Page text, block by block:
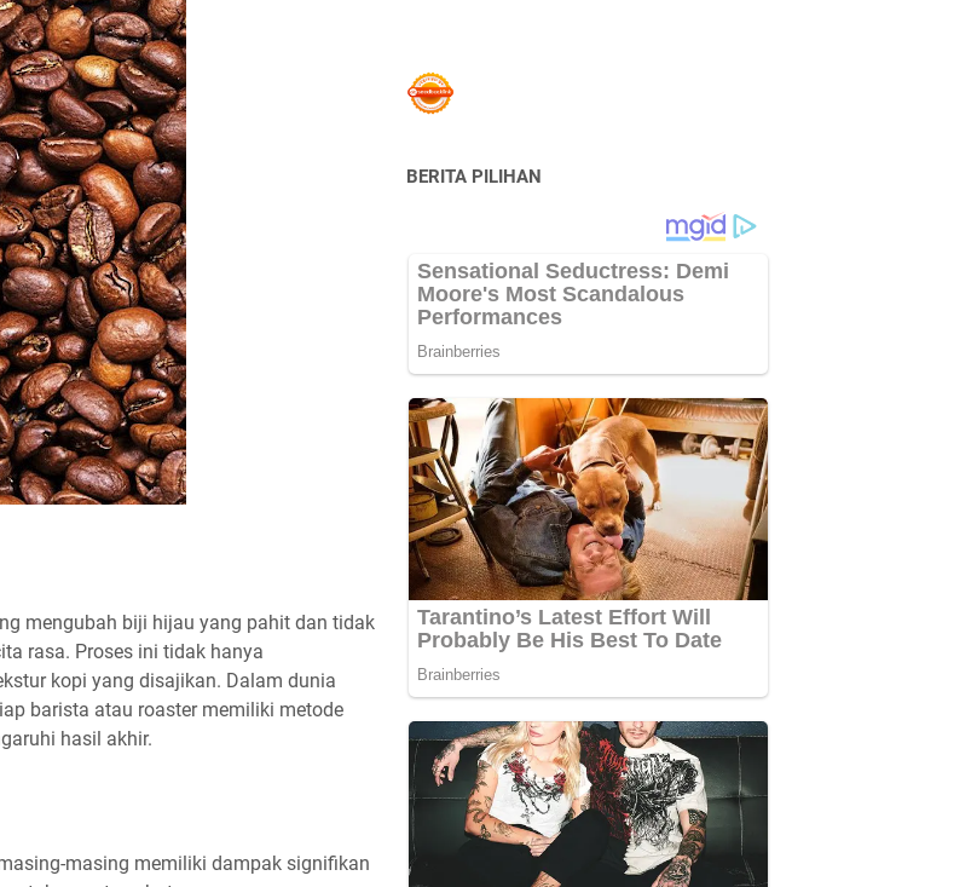
mengubah biji hijau yang pahit dan tidak
rasa. Proses ini tidak hanya
kopi yang disajikan. Dalam dunia
barista atau roaster memiliki metode
hasil akhir.
masing memiliki dampak signifikan
BERITA PILIHAN